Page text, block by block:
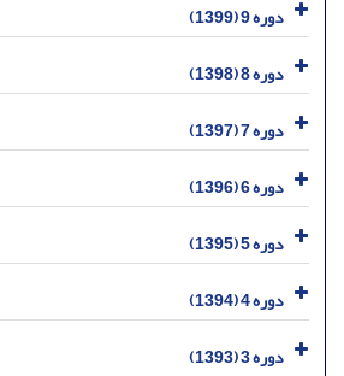
دوره 9 (1399)
دوره 8 (1398)
دوره 7 (1397)
دوره 6 (1396)
دوره 5 (1395)
دوره 4 (1394)
دوره 3 (1393)